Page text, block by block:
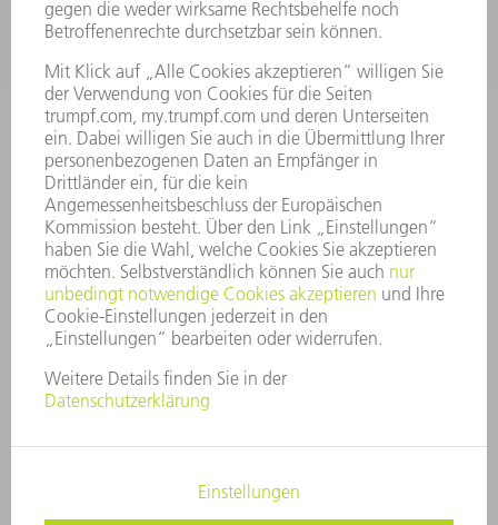
KARRIERE
STELLENANGEBOTE
VORSTAND
GESCHÄFTSBERICHT
UNTERNEHMENSGRUNDSÄTZE
COMPLIANCE
HINWEISGEBERSYSTEM
SECURITY
PRESSEMITTEILUNGEN
MAGAZINE
LIEFERANTEN
NACHHALTIGKEIT
UMWELT & KLIMA
SOZIALES & GESELLSCHAFT
UNTERNEHMENSFÜHRUNG
IMPRESSUM DATENSCHUTZ COPYRIGHT